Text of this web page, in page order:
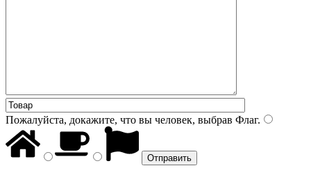
Пожалуйста, докажите, что вы человек, выбрав Флаг.